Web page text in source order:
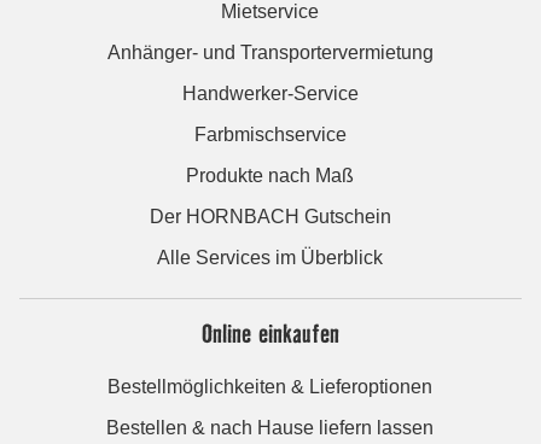
Mietservice
Anhänger- und Transportervermietung
Handwerker-Service
Farbmischservice
Produkte nach Maß
Der HORNBACH Gutschein
Alle Services im Überblick
Online einkaufen
Bestellmöglichkeiten & Lieferoptionen
Bestellen & nach Hause liefern lassen